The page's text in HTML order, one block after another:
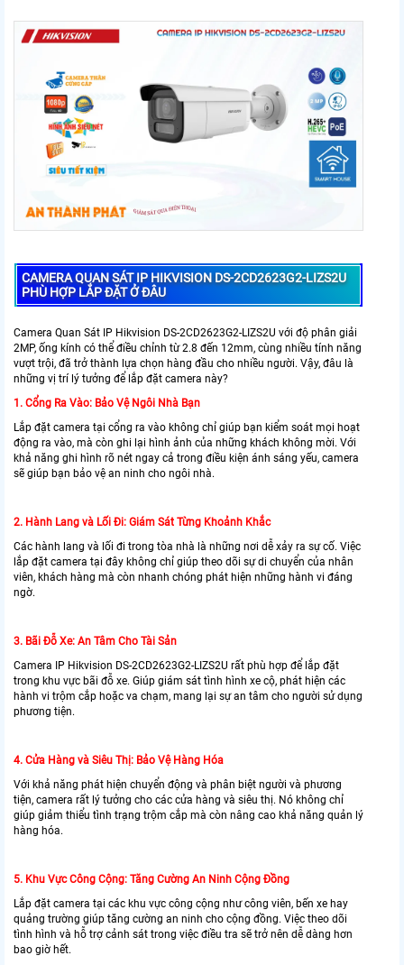
CAMERA QUAN SÁT IP HIKVISION DS-2CD2623G2-LIZS2U
PHÙ HỢP LẮP ĐẶT Ở ĐÂU
Camera Quan Sát IP Hikvision DS-2CD2623G2-LIZS2U với độ phân giải
2MP, ống kính có thể điều chỉnh từ 2.8 đến 12mm, cùng nhiều tính năng
vượt trội, đã trở thành lựa chọn hàng đầu cho nhiều người. Vậy, đâu là
những vị trí lý tưởng để lắp đặt camera này?
1. Cổng Ra Vào: Bảo Vệ Ngôi Nhà Bạn
Lắp đặt camera tại cổng ra vào không chỉ giúp bạn kiểm soát mọi hoạt
động ra vào, mà còn ghi lại hình ảnh của những khách không mời. Với
khả năng ghi hình rõ nét ngay cả trong điều kiện ánh sáng yếu, camera
sẽ giúp bạn bảo vệ an ninh cho ngôi nhà.
2. Hành Lang và Lối Đi: Giám Sát Từng Khoảnh Khắc
Các hành lang và lối đi trong tòa nhà là những nơi dễ xảy ra sự cố. Việc
lắp đặt camera tại đây không chỉ giúp theo dõi sự di chuyển của nhân
viên, khách hàng mà còn nhanh chóng phát hiện những hành vi đáng
ngờ.
3. Bãi Đỗ Xe: An Tâm Cho Tài Sản
Camera IP Hikvision DS-2CD2623G2-LIZS2U rất phù hợp để lắp đặt
trong khu vực bãi đỗ xe. Giúp giám sát tình hình xe cộ, phát hiện các
hành vi trộm cắp hoặc va chạm, mang lại sự an tâm cho người sử dụng
phương tiện.
4. Cửa Hàng và Siêu Thị: Bảo Vệ Hàng Hóa
Với khả năng phát hiện chuyển động và phân biệt người và phương
tiện, camera rất lý tưởng cho các cửa hàng và siêu thị. Nó không chỉ
giúp giảm thiểu tình trạng trộm cắp mà còn nâng cao khả năng quản lý
hàng hóa.
5. Khu Vực Công Cộng: Tăng Cường An Ninh Cộng Đồng
Lắp đặt camera tại các khu vực công cộng như công viên, bến xe hay
quảng trường giúp tăng cường an ninh cho cộng đồng. Việc theo dõi
tình hình và hỗ trợ cảnh sát trong việc điều tra sẽ trở nên dễ dàng hơn
bao giờ hết.